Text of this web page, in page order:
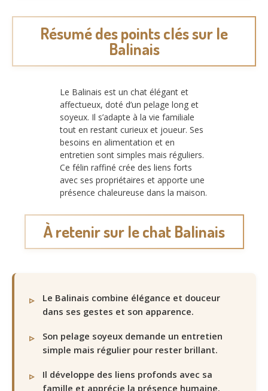
Résumé des points clés sur le
Balinais
Le Balinais est un chat élégant et
affectueux, doté d’un pelage long et
soyeux. Il s’adapte à la vie familiale
tout en restant curieux et joueur. Ses
besoins en alimentation et en
entretien sont simples mais réguliers.
Ce félin raffiné crée des liens forts
avec ses propriétaires et apporte une
présence chaleureuse dans la maison.
À retenir sur le chat Balinais
Le Balinais combine élégance et douceur
dans ses gestes et son apparence.
Son pelage soyeux demande un entretien
simple mais régulier pour rester brillant.
Il développe des liens profonds avec sa
famille et apprécie la présence humaine.